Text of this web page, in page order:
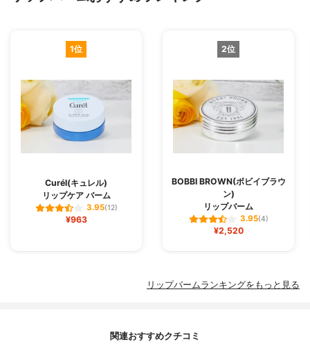
1位
Curél(キュレル)
リップケア バーム
3.95(12)
¥963
2位
BOBBI BROWN(ボビイブラウ
ン)
リップバーム
3.95(4)
¥2,520
リップバームランキングをもっと見る
関連おすすめクチコミ